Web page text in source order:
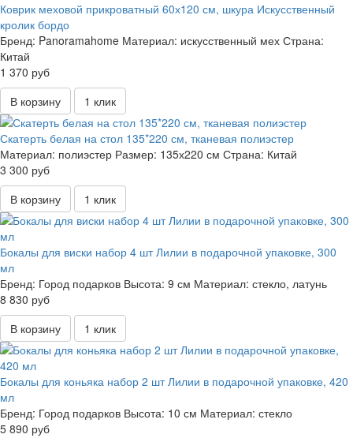
Коврик меховой прикроватный 60х120 см, шкура Искусственный
кролик бордо
Бренд: Panoramahome Материал: искусственный мех Страна:
Китай
1 370 руб
В корзину
1 клик
Скатерть белая на стол 135*220 см, тканевая полиэстер
Материал: полиэстер Размер: 135х220 см Страна: Китай
3 300 руб
В корзину
1 клик
Бокалы для виски набор 4 шт Лилии в подарочной упаковке, 300
мл
Бренд: Город подарков Высота: 9 см Материал: стекло, латунь
8 830 руб
В корзину
1 клик
Бокалы для коньяка набор 2 шт Лилии в подарочной упаковке, 420
мл
Бренд: Город подарков Высота: 10 см Материал: стекло
5 890 руб